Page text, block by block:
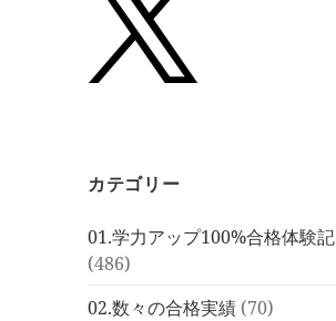
カテゴリー
01.学力アップ100%合格体験記
(486)
02.数々の合格実績 (70)